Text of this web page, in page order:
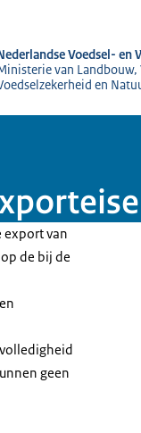
Voedsel- en
van Landbouw,
en
export van
de bij de
geen